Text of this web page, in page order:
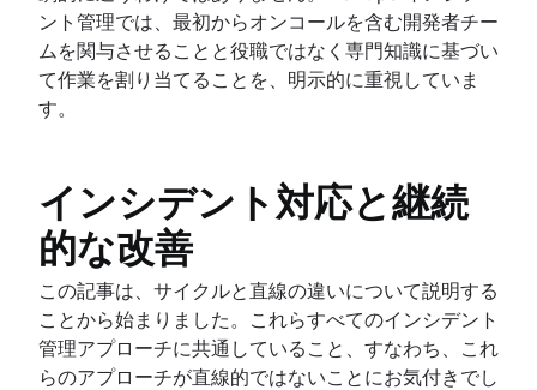
ント管理では、最初からオンコールを含む開発者チー
ムを関与させることと役職ではなく専門知識に基づい
て作業を割り当てることを、明示的に重視していま
す。
インシデント対応と継続
的な改善
この記事は、サイクルと直線の違いについて説明する
ことから始まりました。これらすべてのインシデント
管理アプローチに共通していること、すなわち、これ
らのアプローチが直線的ではないことにお気付きでし